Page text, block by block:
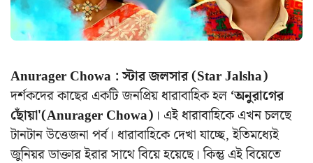
Anurager Chowa : স্টার জলসার (Star Jalsha)
দর্শকদের কাছের একটি জনপ্রিয় ধারাবাহিক হল‘অনুরাগের
ছোঁয়া'(Anurager Chowa) । এই ধারাবাহিকে এখন চলছে
টানটান উত্তেজনা পর্ব। ধারাবাহিকে দেখা যাচ্ছে, ইতিমধ্যেই
জুনিয়র ডাক্তার ইরার সাথে বিয়ে হয়েছে। কিন্তু এই বিয়েতে